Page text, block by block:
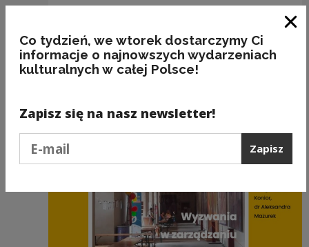
Pobierz plik
Stetoskop kulturalny
Zobacz również
Co tydzień, we wtorek dostarczymy Ci
informacje o najnowszych wydarzeniach
kulturalnych w całej Polsce!
Zapisz się na nasz newsletter!
Zapisz